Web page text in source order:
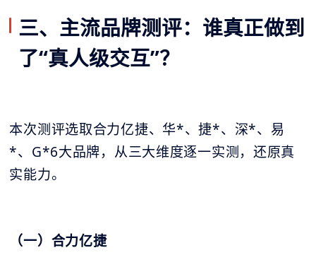
三、主流品牌测评：谁真正做到
了“真人级交互”？
本次测评选取合力亿捷、华*、捷*、深*、易
*、G*6大品牌，从三大维度逐一实测，还原真
实能力。
（一）合力亿捷